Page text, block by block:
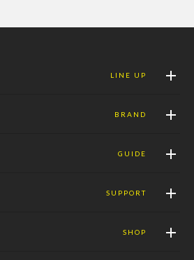
LINE UP
BRAND
GUIDE
SUPPORT
SHOP